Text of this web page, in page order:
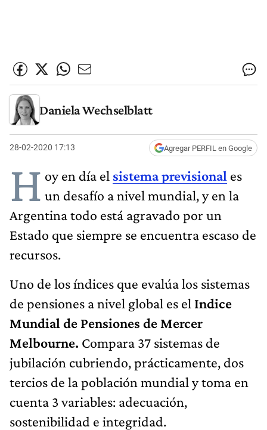
Daniela Wechselblatt
28-02-2020 17:13 Agregar PERFIL en Google
H oy en día el sistema previsional es
un desafío a nivel mundial, y en la
Argentina todo está agravado por un
Estado que siempre se encuentra escaso de
recursos.
Uno de los índices que evalúa los sistemas
de pensiones a nivel global es el Indice
Mundial de Pensiones de Mercer
Melbourne. Compara 37 sistemas de
jubilación cubriendo, prácticamente, dos
tercios de la población mundial y toma en
cuenta 3 variables: adecuación,
sostenibilidad e integridad.